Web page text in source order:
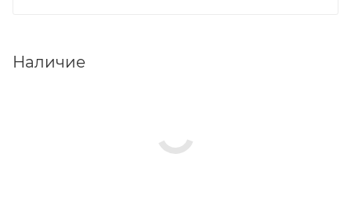
Наличие